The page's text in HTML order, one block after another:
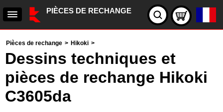
PIÈCES DE RECHANGE
Pièces de rechange > Hikoki >
Dessins techniques et
pièces de rechange Hikoki
C3605da